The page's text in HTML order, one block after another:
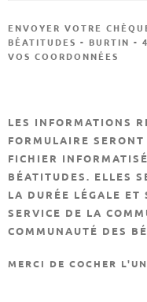
ENVOYER VOTRE
BÉATITUDES - BURTIN -
VOS COORDONNÉES
LES INFORMATIONS
FORMULAIRE
FICHIER
BÉATITUDES. ELLES
LA DURÉE LÉGALE ET
SERVICE DE LA
COMMUNAUTÉ DES
MERCI DE COCHER